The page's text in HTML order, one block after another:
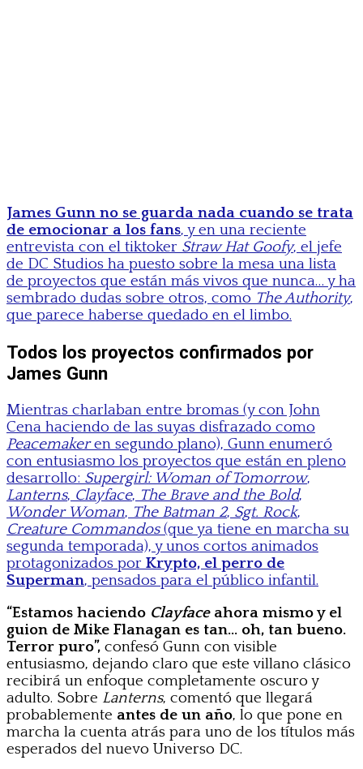
James Gunn no se guarda nada cuando se trata
de emocionar a los fans, y en una reciente
entrevista con el tiktoker Straw Hat Goofy, el jefe
de DC Studios ha puesto sobre la mesa una lista
de proyectos que están más vivos que nunca… y ha
sembrado dudas sobre otros, como The Authority,
que parece haberse quedado en el limbo.
Todos los proyectos confirmados por
James Gunn
Mientras charlaban entre bromas (y con John
Cena haciendo de las suyas disfrazado como
Peacemakeren segundo plano), Gunn enumeró
con entusiasmo los proyectos que están en pleno
desarrollo: Supergirl: Woman of Tomorrow,
Lanterns, Clayface, The Brave and the Bold,
Wonder Woman, The Batman 2, Sgt. Rock,
Creature Commandos(que ya tiene en marcha su
segunda temporada), y unos cortos animados
protagonizados por Krypto, el perro de
Superman, pensados para el público infantil.
“Estamos haciendo Clayfaceahora mismo y el
guion de Mike Flanagan es tan… oh, tan bueno.
Terror puro”, confesó Gunn con visible
entusiasmo, dejando claro que este villano clásico
recibirá un enfoque completamente oscuro y
adulto. Sobre Lanterns, comentó que llegará
probablemente antes de un año, lo que pone en
marcha la cuenta atrás para uno de los títulos más
esperados del nuevo Universo DC.